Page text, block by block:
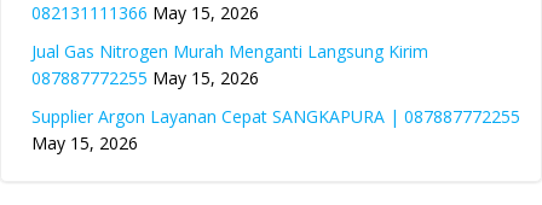
082131111366 May 15, 2026
Jual Gas Nitrogen Murah Menganti Langsung Kirim
087887772255 May 15, 2026
Supplier Argon Layanan Cepat SANGKAPURA | 087887772255
May 15, 2026